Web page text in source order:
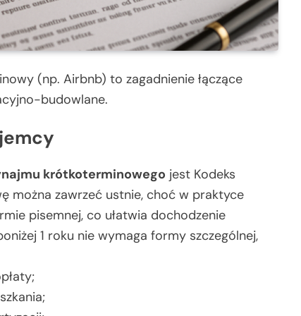
(np. Airbnb) to zagadnienie łączące
budowlane.
krótkoterminowego jest Kodeks
można zawrzeć ustnie, choć w praktyce
pisemnej, co ułatwia dochodzenie
1 roku nie wymaga formy szczególnej,